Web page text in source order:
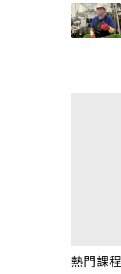
熱門課程